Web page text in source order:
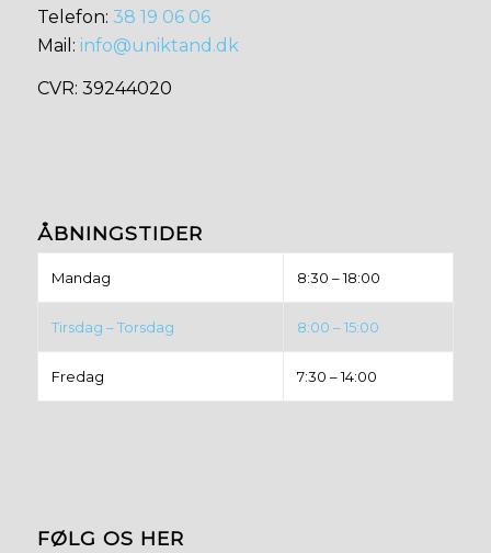
​​Telefon: 38 19 06 06
Mail: info@uniktand.dk
​CVR: 39244020
ÅBNINGSTIDER
Mandag 8:30 – 18:00
Tirsdag – Torsdag 8:00 – 15:00
Fredag 7:30 – 14:00
FØLG OS HER